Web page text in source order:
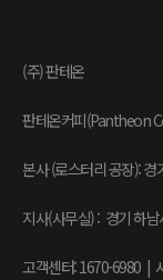
(주) 판테온
판테온커피(Pantheon
본사 (로스터리 공장):
지사(사무실) : 경기 하
고객센터: 1670-6980 |